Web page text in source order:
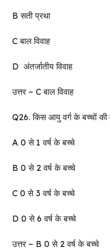
B सती प्रथा
C बाल विवाह
D अंतर्जातीय विवाह
उत्तर – C बाल विवाह
Q26. किस आयु वर्ग के बच्चों की
A 0 से 1 वर्ष के बच्चे
B 0 से 2 वर्ष के बच्चे
C 0 से 3 वर्ष के बच्चे
D 0 से 6 वर्ष के बच्चे
उत्तर – B 0 से 2 वर्ष के बच्चे